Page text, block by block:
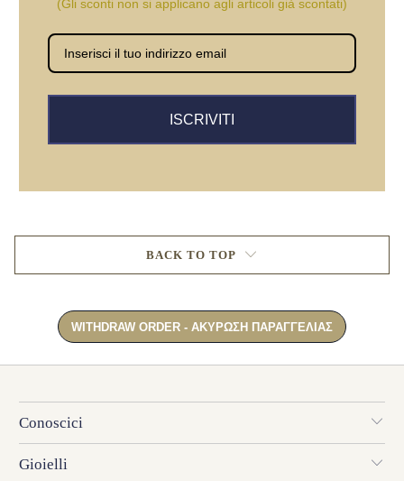
(Gli sconti non si applicano agli articoli già scontati)
ISCRIVITI
BACK TO TOP
Conoscici
Gioielli